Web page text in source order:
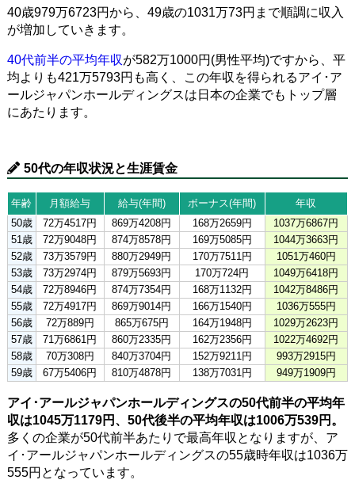
40歳979万6723円から、49歳の1031万73円まで順調に収入
が増加していきます。
40代前半の平均年収が582万1000円(男性平均)ですから、平
均よりも421万5793円も高く、この年収を得られるアイ･ア
ールジャパンホールディングスは日本の企業でもトップ層
にあたります。
50代の年収状況と生涯賃金
年齢 月額給与 給与(年間) ボーナス(年間)
年収
50歳
72万4517円 869万4208円 168万2659円
1037万6867円
51歳
72万9048円 874万8578円 169万5085円
1044万3663円
52歳
73万3579円 880万2949円 170万7511円
1051万460円
53歳
73万2974円 879万5693円 170万724円
1049万6418円
54歳
72万8946円 874万7354円 168万1132円
1042万8486円
55歳
72万4917円 869万9014円 166万1540円
1036万555円
56歳
72万889円 865万675円 164万1948円
1029万2623円
57歳
71万6861円 860万2335円 162万2356円
1022万4692円
58歳
70万308円 840万3704円 152万9211円
993万2915円
59歳
67万5406円 810万4878円 138万7031円 949万1909円
アイ･アールジャパンホールディングスの50代前半の平均年
収は1045万1179円、50代後半の平均年収は1006万539円。
多くの企業が50代前半あたりで最高年収となりますが、ア
イ･アールジャパンホールディングスの55歳時年収は1036万
555円となっています。